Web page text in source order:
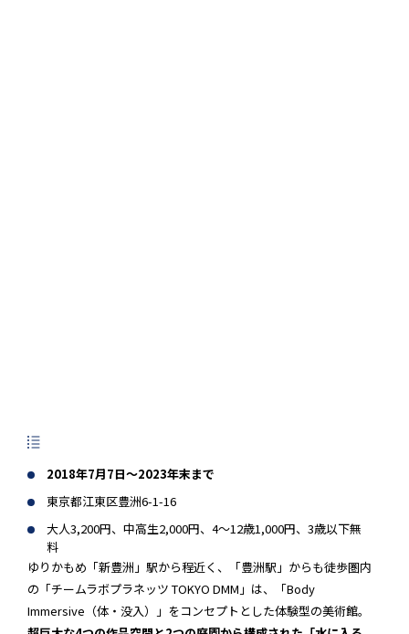
2018年7月7日～2023年末まで
東京都江東区豊洲6-1-16
大人3,200円、中高生2,000円、4～12歳1,000円、3歳以下無
料
ゆりかもめ「新豊洲」駅から程近く、「豊洲駅」からも徒歩圏内
の「チームラボプラネッツ TOKYO DMM」は、「Body
Immersive（体・没入）」をコンセプトとした体験型の美術館。